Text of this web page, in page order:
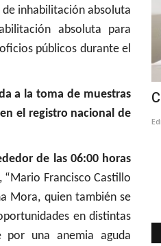
inhabilitación absoluta
absoluta para
públicos durante el
a la toma de muestras
el registro nacional de
de las 06:00 horas
Francisco Castillo
Mora, quien también se
en distintas
una anemia aguda
red criminal
se incautan 60.218 cajetillas de